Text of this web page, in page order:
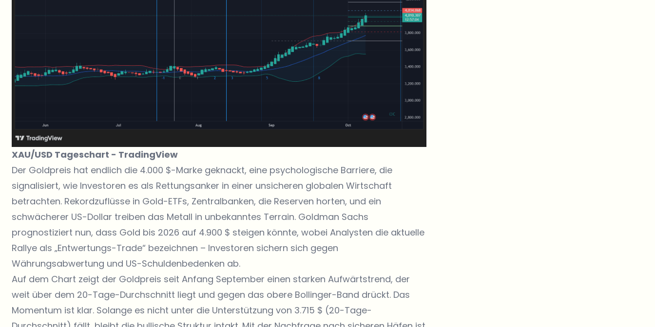
XAU/USD Tageschart - TradingView
Der Goldpreis hat endlich die 4.000 $-Marke geknackt, eine psychologische Barriere, die
signalisiert, wie Investoren es als Rettungsanker in einer unsicheren globalen Wirtschaft
betrachten. Rekordzuflüsse in Gold-ETFs, Zentralbanken, die Reserven horten, und ein
schwächerer US-Dollar treiben das Metall in unbekanntes Terrain. Goldman Sachs
prognostiziert nun, dass Gold bis 2026 auf 4.900 $ steigen könnte, wobei Analysten die aktuelle
Rallye als „Entwertungs-Trade“ bezeichnen – Investoren sichern sich gegen
Währungsabwertung und US-Schuldenbedenken ab.
Auf dem Chart zeigt der Goldpreis seit Anfang September einen starken Aufwärtstrend, der
weit über dem 20-Tage-Durchschnitt liegt und gegen das obere Bollinger-Band drückt. Das
Momentum ist klar. Solange es nicht unter die Unterstützung von 3.715 $ (20-Tage-